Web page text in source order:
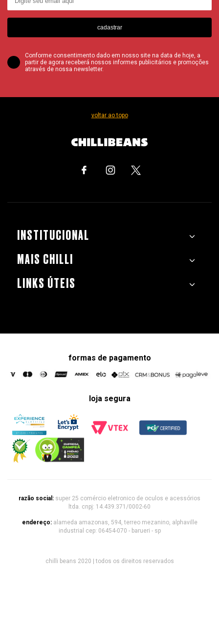
cadastrar
Conforme consentimento dado em nosso site na data de hoje, a
partir de agora receberá nossos informes publicitários e promoções
através de nossa newsletter.
voltar ao topo
INSTITUCIONAL
MAIS CHILLI
LINKS ÚTEIS
formas de pagamento
loja segura
razão social: super 25 comércio eletronico de oculos e acessórios
ltda. cnpj: 14.439.371/0002-60
endereço: alameda amazonas, 594, terreo mezanino, alphaville
industrial cep: 06454-070 - barueri - sp
chilli beans 2020 | todos os direitos reservados